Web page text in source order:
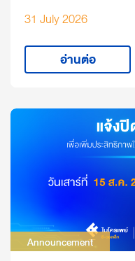
31 July 2026
อ่านต่อ
Announcement
Announcement